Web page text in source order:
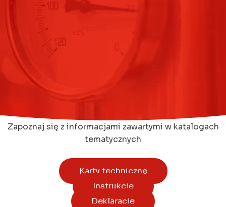
Zapoznaj się z informacjami zawartymi w katalogach
tematycznych
Karty techniczne
Instrukcje
Deklaracje